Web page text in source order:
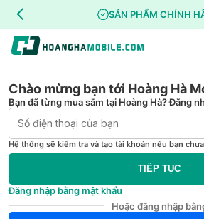
SẢN PHẨM CHÍNH
Chào mừng bạn tới Hoàng Hà
Bạn đã từng mua sắm tại Hoàng Hà? Đăng
Hệ thống sẽ kiểm tra và tạo tài khoản nếu bạn
TIẾP TỤC
Đăng nhập bằng mật khẩu
Hoặc đăng nhập